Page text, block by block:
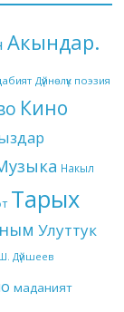
Акындар.
Дүйнөлүк поэзия
Кино
Накыл
Тарых
Улуттук
Дүйшеев
маданият